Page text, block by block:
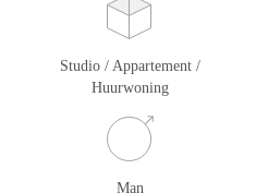
Studio / Appartement /
Huurwoning
Man